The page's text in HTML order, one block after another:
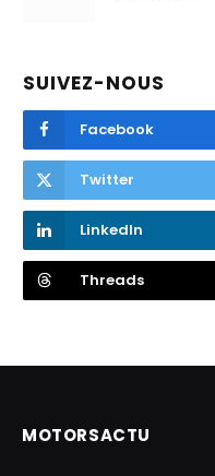
SUIVEZ-NOUS
Facebook
Twitter
LinkedIn
Threads
MOTORSACTU